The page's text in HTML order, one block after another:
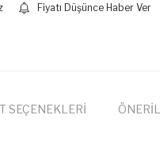
Fiyatı Düşünce Haber Ver
SEÇENEKLERİ